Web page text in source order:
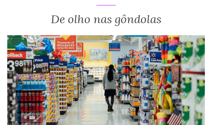
De olho nas gôndolas